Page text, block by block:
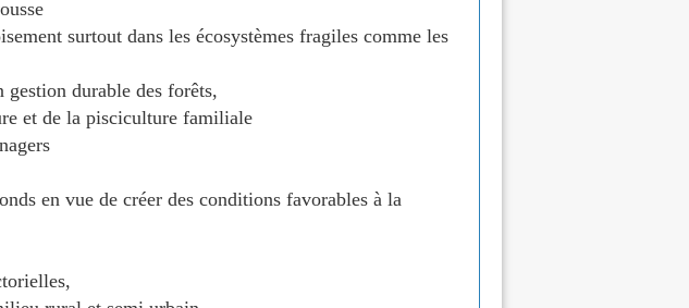
surtout dans les écosystèmes fragiles comme les
gestion durable des forêts,
et de la pisciculture familiale
en vue de créer des conditions favorables à la